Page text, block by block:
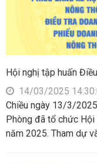
Hội nghị tập huấn
14/03/2025
Chiều ngày 13/3/
Phòng đã tổ chức Hội
năm 2025. Tham dự